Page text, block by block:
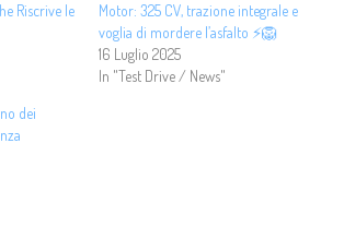
Riscrive le
Motor: 325 CV, trazione integrale e
voglia di mordere l’asfalto ⚡🦁
16 Luglio 2025
In "Test Drive / News"
dei